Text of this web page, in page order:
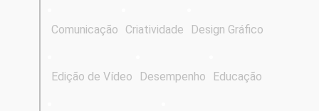
Comunicação Criatividade Design Gráfico
Edição de Vídeo Desempenho Educação